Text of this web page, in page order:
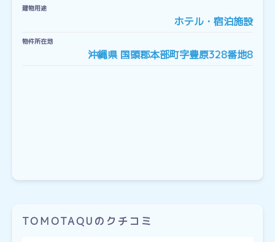
建物用途
ホテル・宿泊施設
物件所在地
沖縄県 国頭郡本部町字豊原328番地8
TOMOTAQUのクチコミ